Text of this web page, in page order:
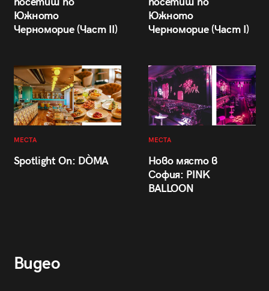
Южното
Черноморие (Част II)
Южното
Черноморие (Част I)
МЕСТА
Spotlight On: DÒMA
МЕСТА
Ново място в
София: PINK
BALLOON
Видео